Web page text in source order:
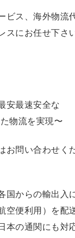
ビス、海外物流
スにお任せ下さ
安最速安全な
物流を実現〜
お問い合わせく
国からの輸出入
空便利用）を配
本の通関にも対